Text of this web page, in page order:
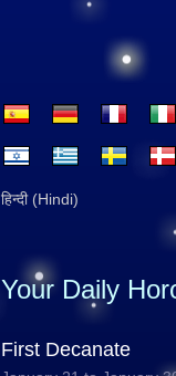
हिन्दी (Hindi)
Your Daily
First Decanate